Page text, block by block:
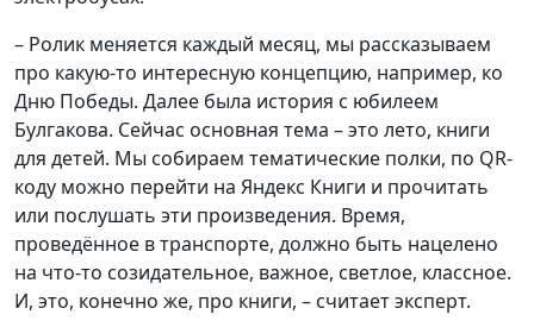
– Ролик меняется каждый месяц, мы рассказываем
про какую-то интересную концепцию, например, ко
Дню Победы. Далее была история с юбилеем
Булгакова. Сейчас основная тема – это лето, книги
для детей. Мы собираем тематические полки, по QR-
коду можно перейти на Яндекс Книги и прочитать
или послушать эти произведения. Время,
проведённое в транспорте, должно быть нацелено
на что-то созидательное, важное, светлое, классное.
И, это, конечно же, про книги, – считает эксперт.